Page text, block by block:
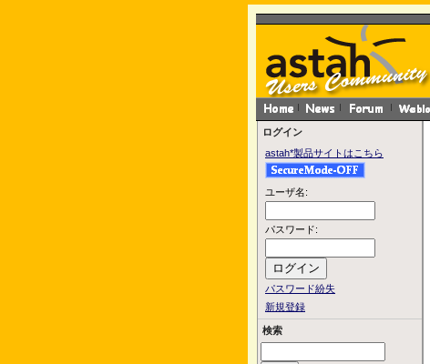
ログイン
astah*製品サイトはこちら
ユーザ名:
パスワード:
パスワード紛失
新規登録
検索